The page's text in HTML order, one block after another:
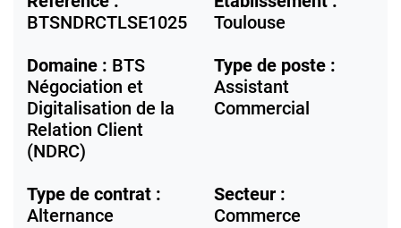
BTSNDRCTLSE1025
Toulouse
Domaine : BTS
Négociation et
Digitalisation de la
Relation Client
(NDRC)
Type de poste :
Assistant
Commercial
Type de contrat :
Alternance
Secteur :
Commerce